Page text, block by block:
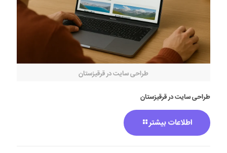
طراحی سایت در قرقیزستان
طراحی سایت در قرقیزستان
اطلاعات بیشتر